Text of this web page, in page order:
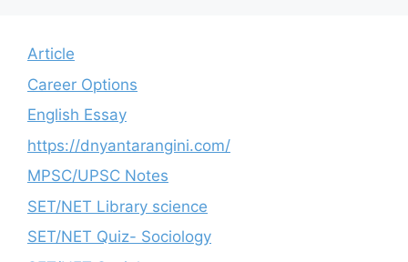
Article
Career Options
English Essay
https://dnyantarangini.com/
MPSC/UPSC Notes
SET/NET Library science
SET/NET Quiz- Sociology